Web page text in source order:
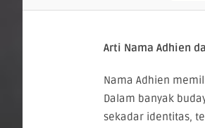
Arti Nama Adhien
Nama Adhien
Dalam banyak
sekadar identitas,